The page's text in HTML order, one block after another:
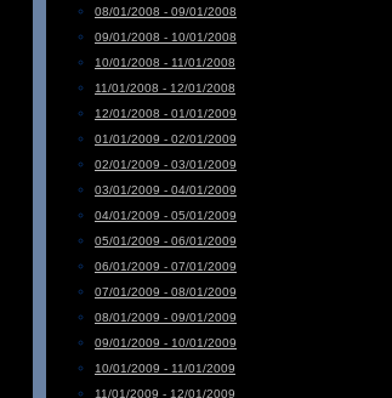
08/01/2008 - 09/01/2008
09/01/2008 - 10/01/2008
10/01/2008 - 11/01/2008
11/01/2008 - 12/01/2008
12/01/2008 - 01/01/2009
01/01/2009 - 02/01/2009
02/01/2009 - 03/01/2009
03/01/2009 - 04/01/2009
04/01/2009 - 05/01/2009
05/01/2009 - 06/01/2009
06/01/2009 - 07/01/2009
07/01/2009 - 08/01/2009
08/01/2009 - 09/01/2009
09/01/2009 - 10/01/2009
10/01/2009 - 11/01/2009
11/01/2009 - 12/01/2009